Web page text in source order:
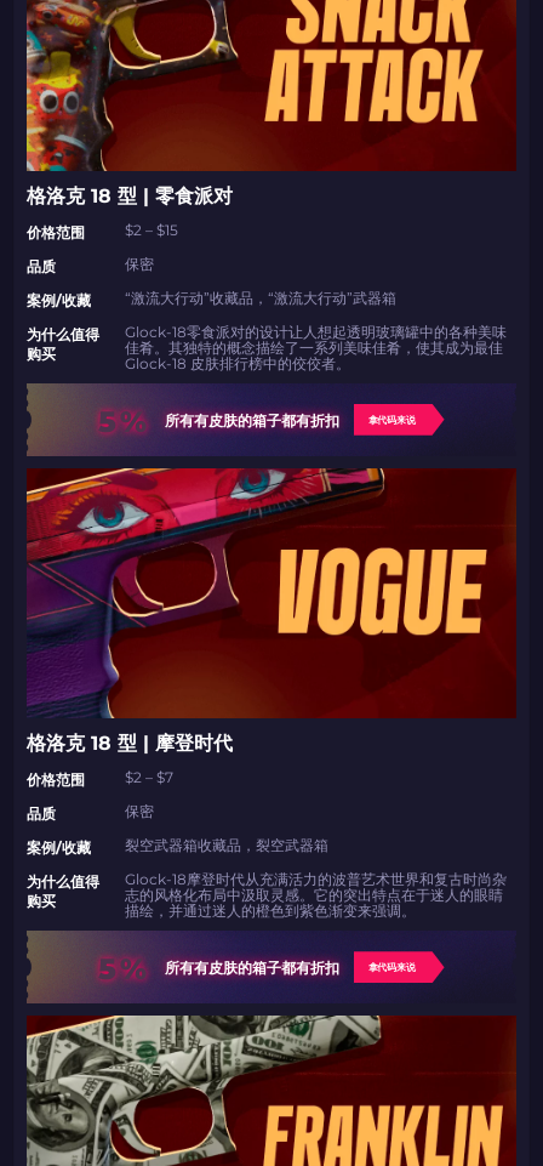
格洛克 18 型 | 零食派对
价格范围
$2 – $15
品质
保密
案例/收藏
“激流大行动”收藏品，“激流大行动”武器箱
为什么值得
购买
Glock-18零食派对的设计让人想起透明玻璃罐中的各种美味
佳肴。其独特的概念描绘了一系列美味佳肴，使其成为最佳
Glock-18 皮肤排行榜中的佼佼者。
5% 所有有皮肤的箱子都有折扣 拿代码来说
格洛克 18 型 | 摩登时代
价格范围
$2 – $7
品质
保密
案例/收藏
裂空武器箱收藏品，裂空武器箱
为什么值得
购买
Glock-18摩登时代从充满活力的波普艺术世界和复古时尚杂
志的风格化布局中汲取灵感。它的突出特点在于迷人的眼睛
描绘，并通过迷人的橙色到紫色渐变来强调。
5% 所有有皮肤的箱子都有折扣 拿代码来说